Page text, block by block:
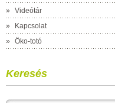
»
Videótár
»
Kapcsolat
»
Öko-totó
Keresés